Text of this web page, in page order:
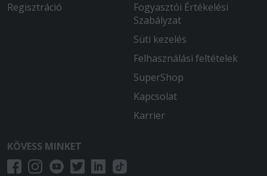
Regisztráció
Fogyasztói Értékelési
Szabályzat
Süti kezelés
Felhasználási feltételek
SuperShop
Kapcsolat
Karrier
KÖVESS MINKET